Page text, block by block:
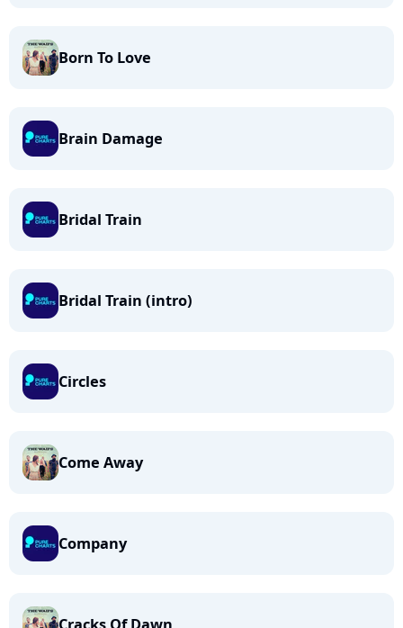
Born To Love
Brain Damage
Bridal Train
Bridal Train (intro)
Circles
Come Away
Company